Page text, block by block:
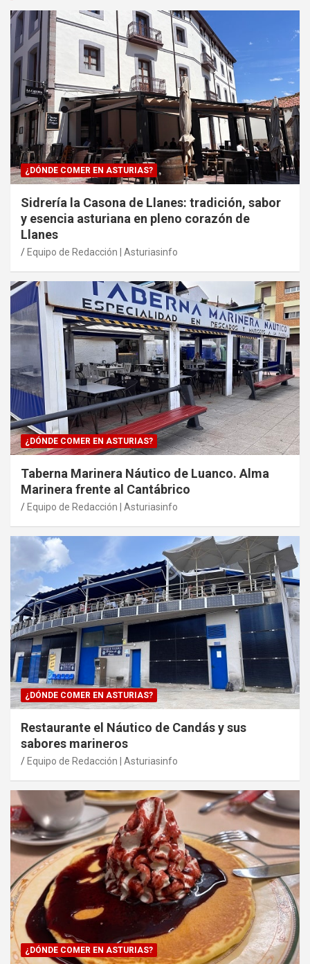
¿DÓNDE COMER EN ASTURIAS?
Sidrería la Casona de Llanes: tradición, sabor
y esencia asturiana en pleno corazón de
Llanes
Equipo de Redacción | Asturiasinfo
¿DÓNDE COMER EN ASTURIAS?
Taberna Marinera Náutico de Luanco. Alma
Marinera frente al Cantábrico
Equipo de Redacción | Asturiasinfo
¿DÓNDE COMER EN ASTURIAS?
Restaurante el Náutico de Candás y sus
sabores marineros
Equipo de Redacción | Asturiasinfo
¿DÓNDE COMER EN ASTURIAS?